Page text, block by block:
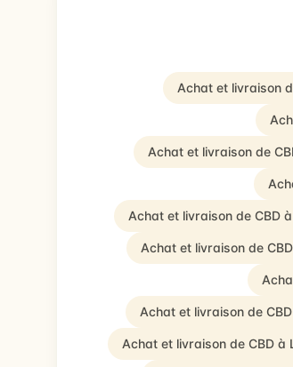
Achat et livraison
Achat et livraison de
Achat et livraison de CBD
Achat et livraison de
Achat et livraison de
Achat et livraison de CBD à